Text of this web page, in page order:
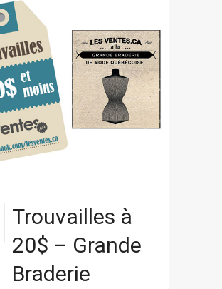
Trouvailles à
20$ – Grande
Braderie